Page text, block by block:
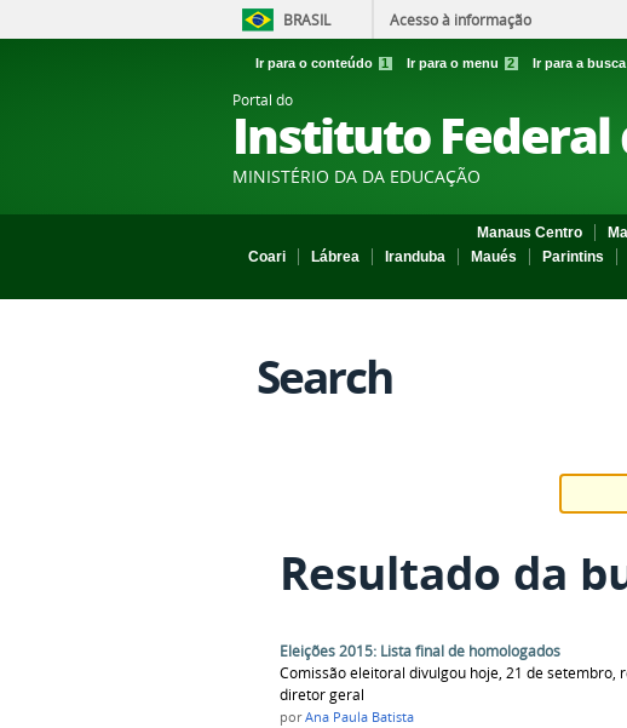
BRASIL Acesso à informação
Ir para o conteúdo 1 Ir para o menu 2 Ir para a busca
Portal do
Instituto Federal
MINISTÉRIO DA DA EDUCAÇÃO
Manaus Centro
Coari
Lábrea Iranduba Maués Parintins
Search
Resultado da
Eleições 2015: Lista final de homologados
Comissão eleitoral divulgou hoje, 21 de setembro,
diretor geral
porAna Paula Batista